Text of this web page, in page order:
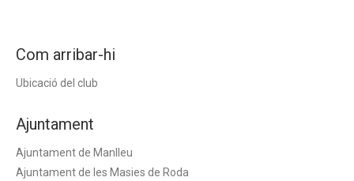
Com arribar-hi
Ubicació del club
Ajuntament
Ajuntament de Manlleu
Ajuntament de les Masies de Roda